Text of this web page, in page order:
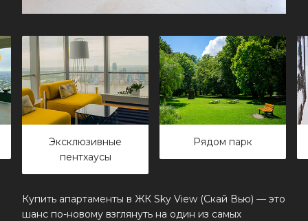
Эксклюзивные
пентхаусы
Рядом парк
Купить апартаменты в ЖК Sky View (Скай Вью) — это
шанс по-новому взглянуть на один из самых